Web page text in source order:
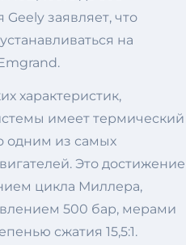
заявляет, что
на
характеристик,
имеет термический
одним из самых
Это достижение
цикла Миллера,
500 бар, мерами
сжатия 15,5:1.